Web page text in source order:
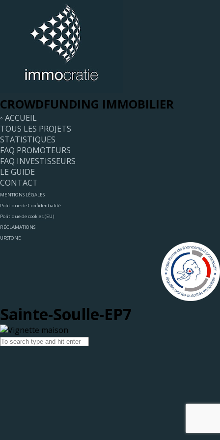
CROWDFUNDING IMMOBILIER
◦ ACCUEIL
TOUS LES PROJETS
STATISTIQUES
FAQ PROMOTEURS
FAQ INVESTISSEURS
LE GUIDE
CONTACT
MENTIONS LÉGALES
Politique de Confidentialité
Politique de cookies (EU)
RÉCLAMATIONS
UPSTONE
Sainte-Soulle-EP7